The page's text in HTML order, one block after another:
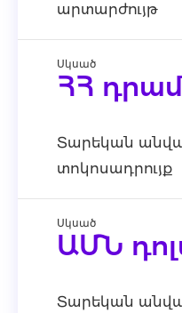
արտարժույթ
Սկսած
ՀՀ
Տարեկան
տոկոսադրույք
Սկսած
ԱՄՆ
Տարեկան